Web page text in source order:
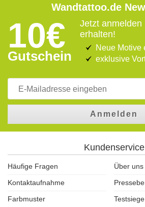
Wandtattoo.de
10€
Gutschein
Jetzt anmelden
erhalten!
Neue Motive
exklusive
Anmelden
Kundenservice
Häufige Fragen
Über uns
Kontaktaufnahme
Farbmuster
Testsiege